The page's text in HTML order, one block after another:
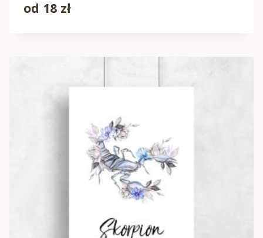
od 18 zł